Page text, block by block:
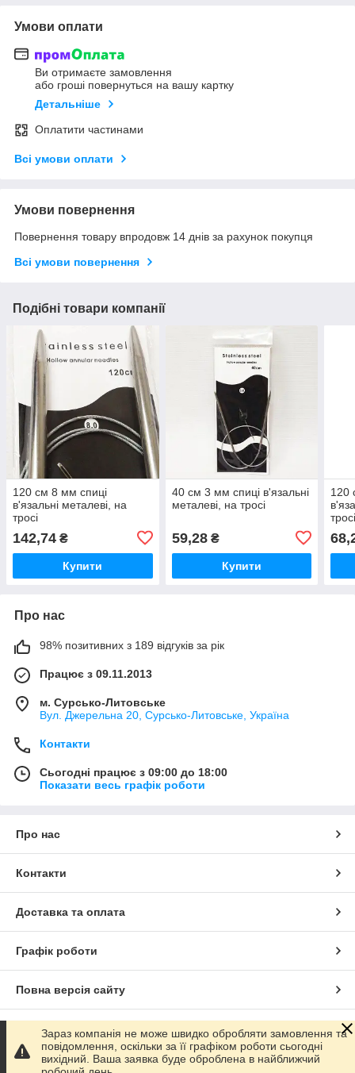
Умови оплати
Ви отримаєте замовлення
або гроші повернуться на вашу картку
Детальніше
Оплатити частинами
Всі умови оплати
Умови повернення
Повернення товару впродовж 14 днів за рахунок покупця
Всі умови повернення
Подібні товари компанії
120 см 8 мм спиці
в'язальні металеві, на
тросі
142,74 ₴
Купити
40 см 3 мм спиці в'язальні
металеві, на тросі
59,28₴
Купити
120
Про нас
98% позитивних з 189 відгуків за рік
Працює з 09.11.2013
м. Сурсько-Литовське
Вул. Джерельна 20, Сурсько-Литовське, Україна
Контакти
Сьогодні працює з 09:00 до 18:00
Показати весь графік роботи
Про нас
Контакти
Доставка та оплата
Графік роботи
Повна версія сайту
Сайт створено на маркетплейсі Prom.ua
Політика конфіденційності
Зараз компанія не може швидко обробляти замовлення та
повідомлення, оскільки за її графіком роботи сьогодні
вихідний. Ваша заявка буде оброблена в найближчий